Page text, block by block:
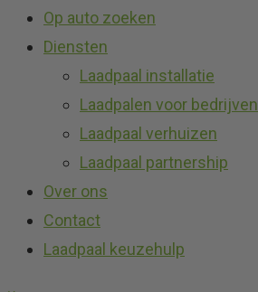
Op auto zoeken
Diensten
Laadpaal installatie
Laadpalen voor bedrijven
Laadpaal verhuizen
Laadpaal partnership
Over ons
Contact
Laadpaal keuzehulp